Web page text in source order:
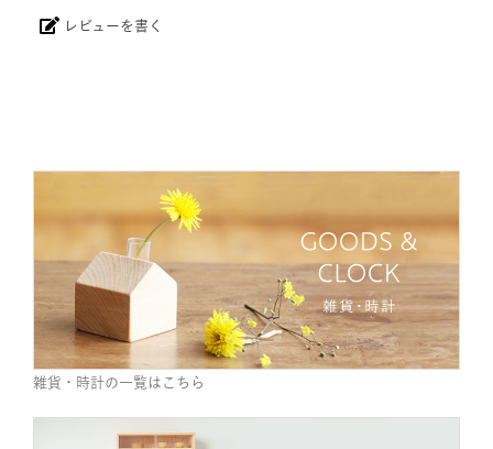
レビューを書く
雑貨・時計の一覧はこちら